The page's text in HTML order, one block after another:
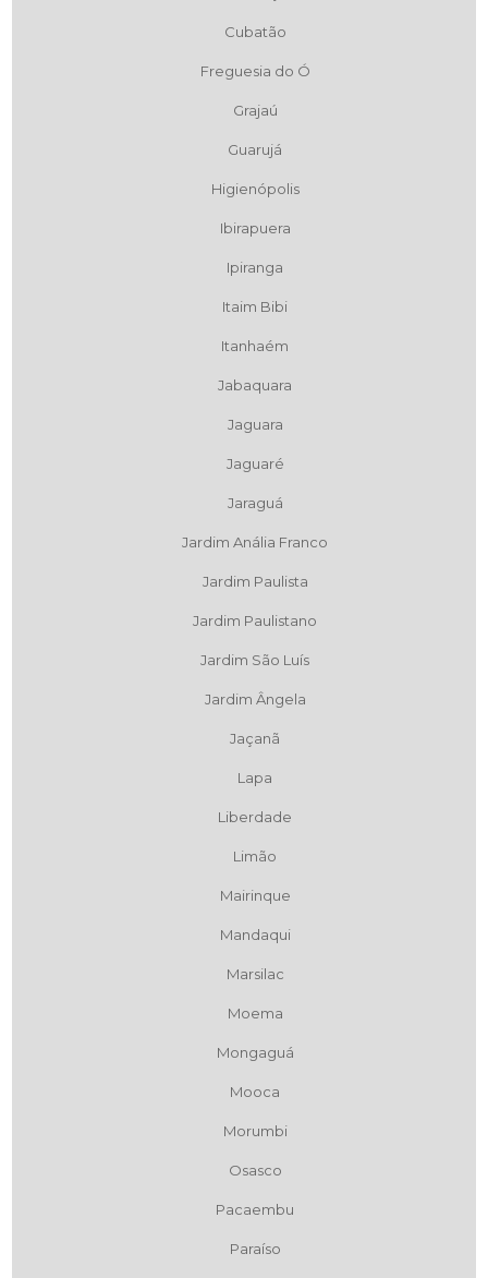
Cubatão
Freguesia do Ó
Grajaú
Guarujá
Higienópolis
Ibirapuera
Ipiranga
Itaim Bibi
Itanhaém
Jabaquara
Jaguara
Jaguaré
Jaraguá
Jardim Anália Franco
Jardim Paulista
Jardim Paulistano
Jardim São Luís
Jardim Ângela
Jaçanã
Lapa
Liberdade
Limão
Mairinque
Mandaqui
Marsilac
Moema
Mongaguá
Mooca
Morumbi
Osasco
Pacaembu
Paraíso